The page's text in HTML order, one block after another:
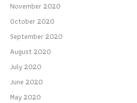
November 2020
October 2020
September 2020
August 2020
July 2020
June 2020
May 2020